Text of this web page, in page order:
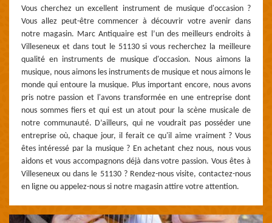
Vous cherchez un excellent instrument de musique d'occasion ?
Vous allez peut-être commencer à découvrir votre avenir dans
notre magasin. Marc Antiquaire est l’un des meilleurs endroits à
Villeseneux et dans tout le 51130 si vous recherchez la meilleure
qualité en instruments de musique d'occasion. Nous aimons la
musique, nous aimons les instruments de musique et nous aimons le
monde qui entoure la musique. Plus important encore, nous avons
pris notre passion et l'avons transformée en une entreprise dont
nous sommes fiers et qui est un atout pour la scène musicale de
notre communauté. D’ailleurs, qui ne voudrait pas posséder une
entreprise où, chaque jour, il ferait ce qu'il aime vraiment ? Vous
êtes intéressé par la musique ? En achetant chez nous, nous vous
aidons et vous accompagnons déjà dans votre passion. Vous êtes à
Villeseneux ou dans le 51130 ? Rendez-nous visite, contactez-nous
en ligne ou appelez-nous si notre magasin attire votre attention.